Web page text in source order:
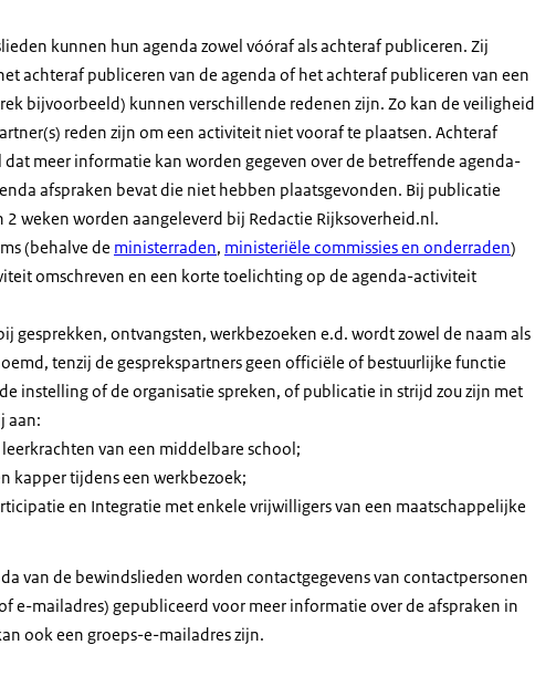
kunnen hun agenda zowel vóóraf als achteraf publiceren. Zij
achteraf publiceren van de agenda of het achteraf publiceren van een
bijvoorbeeld) kunnen verschillende redenen zijn. Zo kan de veiligheid
reden zijn om een activiteit niet vooraf te plaatsen. Achteraf
meer informatie kan worden gegeven over de betreffende agenda-
afspraken bevat die niet hebben plaatsgevonden. Bij publicatie
weken worden aangeleverd bij Redactie Rijksoverheid.nl.
(behalve de ministerraden, ministeriële commissies en onderraden)
omschreven en een korte toelichting op de agenda-activiteit
gesprekken, ontvangsten, werkbezoeken e.d. wordt zowel de naam als
tenzij de gesprekspartners geen officiële of bestuurlijke functie
instelling of de organisatie spreken, of publicatie in strijd zou zijn met
aan:
van een middelbare school;
kapper tijdens een werkbezoek;
en Integratie met enkele vrijwilligers van een maatschappelijke
van de bewindslieden worden contactgegevens van contactpersonen
e-mailadres) gepubliceerd voor meer informatie over de afspraken in
ook een groeps-e-mailadres zijn.